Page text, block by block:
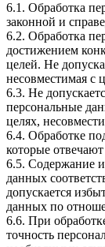
6.1. Обработка
законной и
6.2. Обработка
достижением
целей. Не
несовместимая с
6.3. Не
персональные
целях,
6.4. Обработке
которые
6.5. Содержание
данных
допускается
данных по
6.6. При
точность